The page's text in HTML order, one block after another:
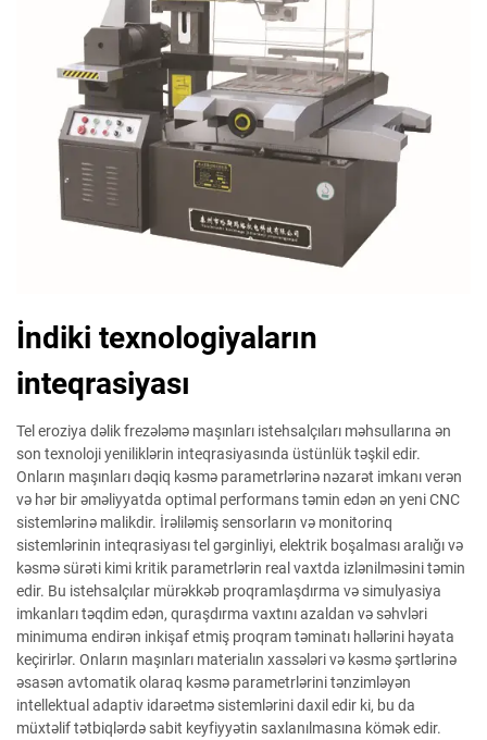
İndiki texnologiyaların
inteqrasiyası
Tel eroziya dəlik frezələmə maşınları istehsalçıları məhsullarına ən
son texnoloji yeniliklərin inteqrasiyasında üstünlük təşkil edir.
Onların maşınları dəqiq kəsmə parametrlərinə nəzarət imkanı verən
və hər bir əməliyyatda optimal performans təmin edən ən yeni CNC
sistemlərinə malikdir. İrəliləmiş sensorların və monitorinq
sistemlərinin inteqrasiyası tel gərginliyi, elektrik boşalması aralığı və
kəsmə sürəti kimi kritik parametrlərin real vaxtda izlənilməsini təmin
edir. Bu istehsalçılar mürəkkəb proqramlaşdırma və simulyasiya
imkanları təqdim edən, quraşdırma vaxtını azaldan və səhvləri
minimuma endirən inkişaf etmiş proqram təminatı həllərini həyata
keçirirlər. Onların maşınları materialın xassələri və kəsmə şərtlərinə
əsasən avtomatik olaraq kəsmə parametrlərini tənzimləyən
intellektual adaptiv idarəetmə sistemlərini daxil edir ki, bu da
müxtəlif tətbiqlərdə sabit keyfiyyətin saxlanılmasına kömək edir.